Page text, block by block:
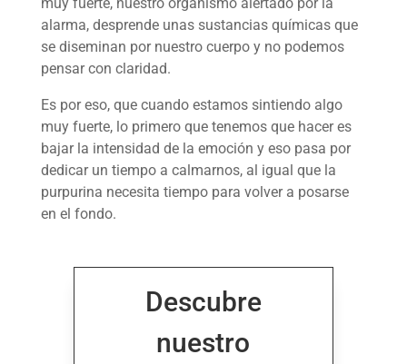
alarma, desprende unas sustancias químicas que
se diseminan por nuestro cuerpo y no podemos
pensar con claridad.
Es por eso, que cuando estamos sintiendo algo
muy fuerte, lo primero que tenemos que hacer es
bajar la intensidad de la emoción y eso pasa por
dedicar un tiempo a calmarnos, al igual que la
purpurina necesita tiempo para volver a posarse
en el fondo.
Descubre
nuestro